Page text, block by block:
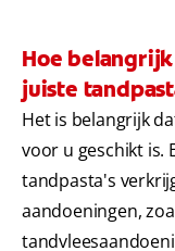
Hoe
juiste
Het is belangrijk
voor u geschikt is.
tandpasta's
aandoeningen,